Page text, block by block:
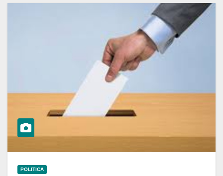
POLITICA